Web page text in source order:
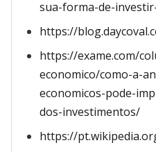
sua-forma-de-
https://
https://exame.com/
economico/como-a-
economicos-pode-
dos-investimentos/
https://